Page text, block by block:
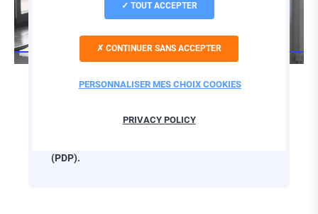
SPSTI & PDP :
optimisez votre
organisation avec
medtra5
La réforme de la Santé au Travail renforce les
(PDP).
TOUT ACCEPTER
CONTINUER SANS ACCEPTER
PERSONNALISER MES CHOIX COOKIES
PRIVACY POLICY